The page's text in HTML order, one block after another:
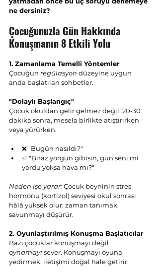
ne dersiniz?
Çocuğunuzla Gün Hakkında
Konuşmanın 8 Etkili Yolu
1. Zamanlama Temelli Yöntemler
Çocuğun regülasyon düzeyine uygun
anda başlatılan sohbetler.
"Dolaylı Başlangıç"
Çocuk okuldan gelir gelmez değil, 20-30
dakika sonra, mesela birlikte atıştırırken
veya yürürken.
❌ "Bugün nasıldı?"
✅ "Biraz yorgun gibisin, gün seni mi
yordu yoksa hava mı?"
Neden işe yarar: Çocuk beyninin stres
hormonu (kortizol) seviyesi okul sonrası
hâlâ yüksek olur; zaman tanımak,
savunmayı düşürür.
2. Oyunlaştırılmış Konuşma Başlatıcılar
Bazı çocuklar konuşmayı değil
oynamayı sever. Konuşmayı oyuna
yedirmek, iletişimi doğal hale getirir.